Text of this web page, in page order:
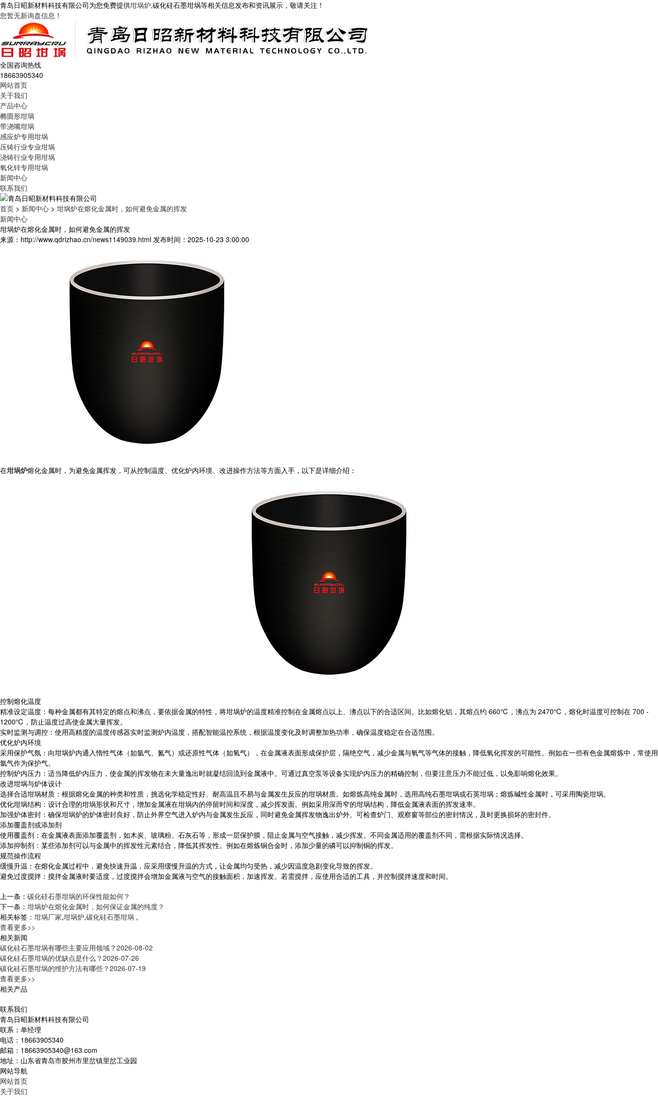
青岛日昭新材料科技有限公司为您免费提供坩埚炉,碳化硅石墨坩埚等相关信息发布和资讯展示，敬请关注！
您暂无新询盘信息！
全国咨询热线
18663905340
网站首页
关于我们
产品中心
椭圆形坩埚
带浇嘴坩埚
感应炉专用坩埚
压铸行业专业坩埚
浇铸行业专用坩埚
氧化锌专用坩埚
新闻中心
联系我们
首页 > 新闻中心 > 坩埚炉在熔化金属时，如何避免金属的挥发
新闻中心
坩埚炉在熔化金属时，如何避免金属的挥发
来源：http://www.qdrizhao.cn/news1149039.html 发布时间：2025-10-23 3:00:00
在坩埚炉熔化金属时，为避免金属挥发，可从控制温度、优化炉内环境、改进操作方法等方面入手，以下是详细介绍：
控制熔化温度
精准设定温度：每种金属都有其特定的熔点和沸点，要依据金属的特性，将坩埚炉的温度精准控制在金属熔点以上、沸点以下的合适区间。比如熔化铝，其熔点约 660℃，沸点为 2470℃，熔化时温度可控制在 700 -
1200℃，防止温度过高使金属大量挥发。
实时监测与调控：使用高精度的温度传感器实时监测炉内温度，搭配智能温控系统，根据温度变化及时调整加热功率，确保温度稳定在合适范围。
优化炉内环境
采用保护气氛：向坩埚炉内通入惰性气体（如氩气、氮气）或还原性气体（如氢气），在金属液表面形成保护层，隔绝空气，减少金属与氧气等气体的接触，降低氧化挥发的可能性。例如在一些有色金属熔炼中，常使用
氩气作为保护气。
控制炉内压力：适当降低炉内压力，使金属的挥发物在未大量逸出时就凝结回流到金属液中。可通过真空泵等设备实现炉内压力的精确控制，但要注意压力不能过低，以免影响熔化效果。
改进坩埚与炉体设计
选择合适坩埚材质：根据熔化金属的种类和性质，挑选化学稳定性好、耐高温且不易与金属发生反应的坩埚材质。如熔炼高纯金属时，选用高纯石墨坩埚或石英坩埚；熔炼碱性金属时，可采用陶瓷坩埚。
优化坩埚结构：设计合理的坩埚形状和尺寸，增加金属液在坩埚内的停留时间和深度，减少挥发面。例如采用深而窄的坩埚结构，降低金属液表面的挥发速率。
加强炉体密封：确保坩埚炉的炉体密封良好，防止外界空气进入炉内与金属发生反应，同时避免金属挥发物逸出炉外。可检查炉门、观察窗等部位的密封情况，及时更换损坏的密封件。
添加覆盖剂或添加剂
使用覆盖剂：在金属液表面添加覆盖剂，如木炭、玻璃粉、石灰石等，形成一层保护膜，阻止金属与空气接触，减少挥发。不同金属适用的覆盖剂不同，需根据实际情况选择。
添加抑制剂：某些添加剂可以与金属中的挥发性元素结合，降低其挥发性。例如在熔炼铜合金时，添加少量的磷可以抑制铜的挥发。
规范操作流程
缓慢升温：在熔化金属过程中，避免快速升温，应采用缓慢升温的方式，让金属均匀受热，减少因温度急剧变化导致的挥发。
避免过度搅拌：搅拌金属液时要适度，过度搅拌会增加金属液与空气的接触面积，加速挥发。若需搅拌，应使用合适的工具，并控制搅拌速度和时间。
上一条： 碳化硅石墨坩埚的环保性能如何？
下一条： 坩埚炉在熔化金属时，如何保证金属的纯度？
相关标签： 坩埚厂家,坩埚炉,碳化硅石墨坩埚 ,
查看更多>>
相关新闻
碳化硅石墨坩埚有哪些主要应用领域？2026-08-02
碳化硅石墨坩埚的优缺点是什么？2026-07-26
碳化硅石墨坩埚的维护方法有哪些？2026-07-19
查看更多>>
相关产品
联系我们
青岛日昭新材料科技有限公司
联系：单经理
电话：18663905340
邮箱：18663905340@163.com
地址：山东省青岛市胶州市里岔镇里岔工业园
网站导航
网站首页
关于我们